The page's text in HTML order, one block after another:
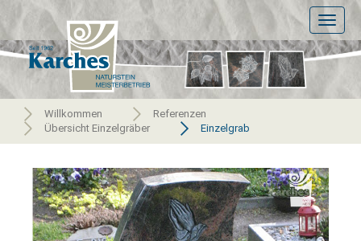
Willkommen
Referenzen
Übersicht Einzelgräber
Einzelgrab